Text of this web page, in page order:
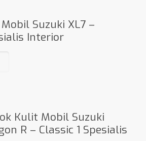
Suzuki XL7 –
Interior
Kulit Mobil Suzuki
R – Classic 1 Spesialis